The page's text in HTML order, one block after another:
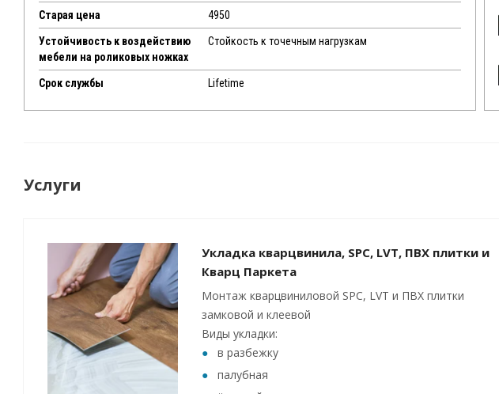
Старая цена 4950
Устойчивость к воздействию
мебели на роликовых ножках
Стойкость к точечным нагрузкам
Срок службы Lifetime
Услуги
Укладка кварцвинила, SPC, LVT, ПВХ плитки и
Кварц Паркета
Монтаж кварцвиниловой SPC, LVT и ПВХ плитки
замковой и клеевой
Виды укладки:
в разбежку
палубная